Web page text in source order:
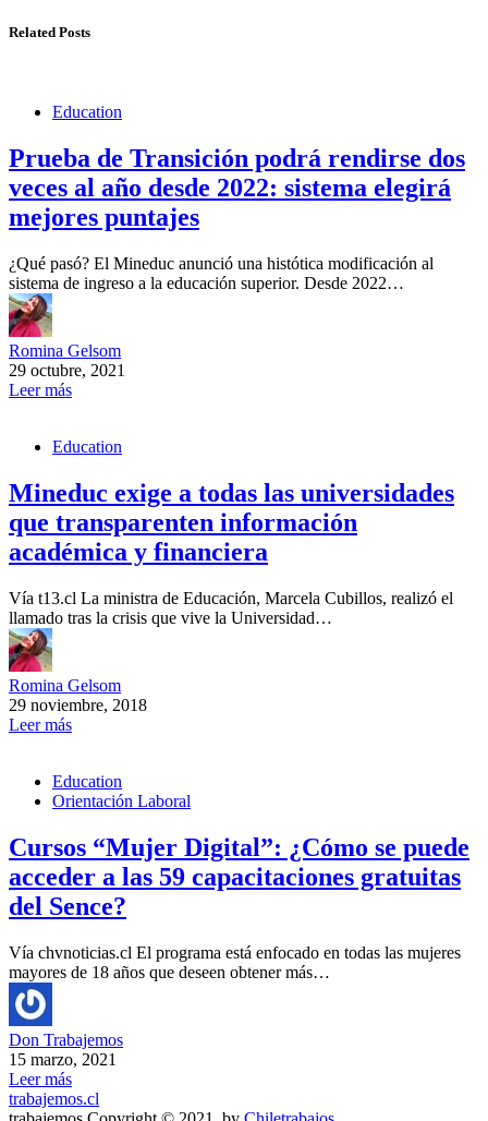
Related Posts
Education
Prueba de Transición podrá rendirse dos
veces al año desde 2022: sistema elegirá
mejores puntajes
¿Qué pasó? El Mineduc anunció una histótica modificación al
sistema de ingreso a la educación superior. Desde 2022…
Romina Gelsom
29 octubre, 2021
Leer más
Education
Mineduc exige a todas las universidades
que transparenten información
académica y financiera
Vía t13.cl La ministra de Educación, Marcela Cubillos, realizó el
llamado tras la crisis que vive la Universidad…
Romina Gelsom
29 noviembre, 2018
Leer más
Education
Orientación Laboral
Cursos “Mujer Digital”: ¿Cómo se puede
acceder a las 59 capacitaciones gratuitas
del Sence?
Vía chvnoticias.cl El programa está enfocado en todas las mujeres
mayores de 18 años que deseen obtener más…
Don Trabajemos
15 marzo, 2021
Leer más
trabajemos.cl